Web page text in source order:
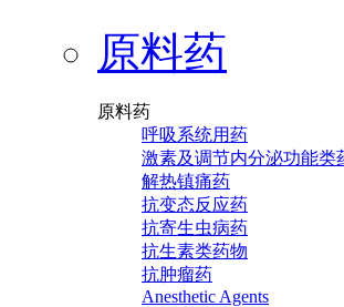
原料药
原料药
呼吸系统用药
激素及调节内分泌功能类
解热镇痛药
抗变态反应药
抗寄生虫病药
抗生素类药物
抗肿瘤药
Anesthetic Agents